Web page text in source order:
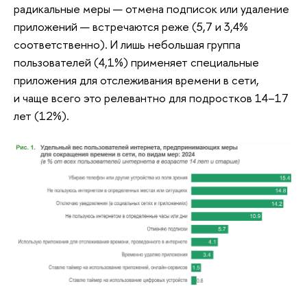
радикальные меры — отмена подписок или удаление
приложений — встречаются реже (5,7 и 3,4%
соответственно). И лишь небольшая группа
пользователей (4,1%) применяет специальные
приложения для отслеживания времени в сети,
и чаще всего это релевантно для подростков 14–17
лет (12%).